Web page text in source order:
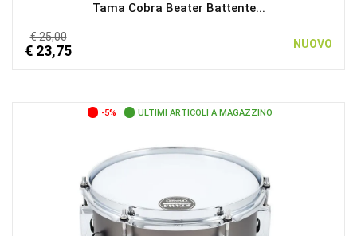
Tama Cobra Beater Battente...
€ 25,00
€ 23,75 NUOVO
-5% ULTIMI ARTICOLI A MAGAZZINO